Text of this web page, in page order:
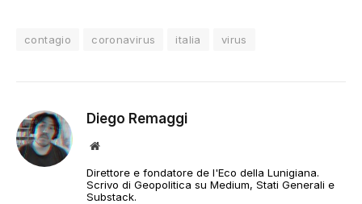
contagio coronavirus italia virus
Diego Remaggi
Sito
Direttore e fondatore de l'Eco della Lunigiana.
Scrivo di Geopolitica su Medium, Stati Generali e
Substack.